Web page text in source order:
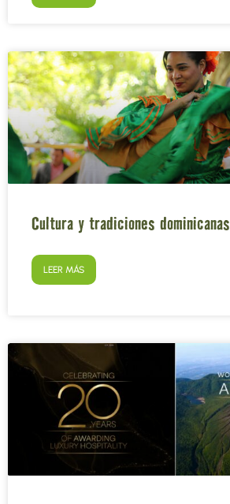
Cultura y tradiciones dominicanas
LEER MÁS